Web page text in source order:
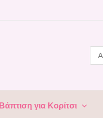
for:
Βάπτιση για Κορίτσι